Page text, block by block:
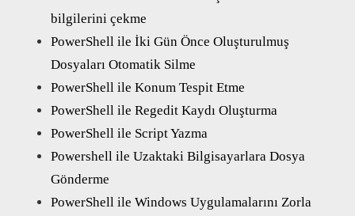
bilgilerini çekme
PowerShell ile İki Gün Önce Oluşturulmuş
Dosyaları Otomatik Silme
PowerShell ile Konum Tespit Etme
PowerShell ile Regedit Kaydı Oluşturma
PowerShell ile Script Yazma
Powershell ile Uzaktaki Bilgisayarlara Dosya
Gönderme
PowerShell ile Windows Uygulamalarını Zorla